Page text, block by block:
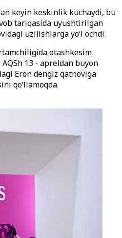
keyin keskinlik kuchaydi, bu
tariqasida uyushtirilgan
uzilishlarga yo‘l ochdi.
otashkesim
13 - apreldan buyon
Eron dengiz qatnoviga
qo‘llamoqda.